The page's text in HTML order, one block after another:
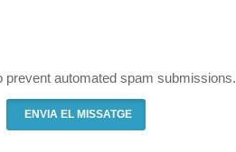
prevent automated spam submissions.